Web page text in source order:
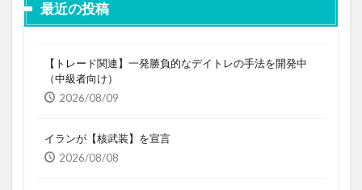
最近の投稿
【トレード関連】一発勝負的なデイトレの手法を開発中
（中級者向け）
2026/08/09
イランが【核武装】を宣言
2026/08/08